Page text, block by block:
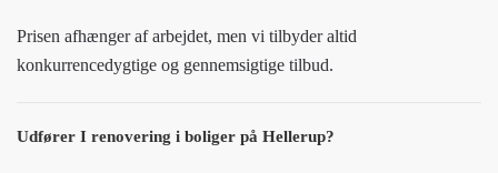
Prisen afhænger af arbejdet, men vi tilbyder altid
konkurrencedygtige og gennemsigtige tilbud.
Udfører I renovering i boliger på Hellerup?